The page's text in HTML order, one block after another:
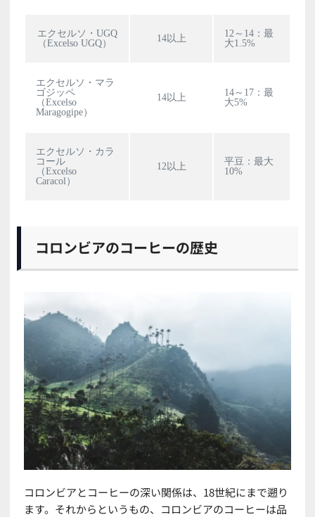
エクセルソ・UGQ
（Excelso UGQ）
14以上
12～14：最
大1.5%
エクセルソ・マラ
ゴジッペ
（Excelso
Maragogipe）
14以上
14～17：最
大5%
エクセルソ・カラ
コール
（Excelso
Caracol）
12以上
平豆：最大
10%
コロンビアのコーヒーの歴史
コロンビアとコーヒーの深い関係は、18世紀にまで遡り
ます。それからというもの、コロンビアのコーヒーは品